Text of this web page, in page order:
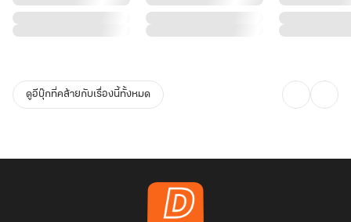
ดูอีบุ๊กที่คล้ายกับเรื่องนี้ทั้งหมด